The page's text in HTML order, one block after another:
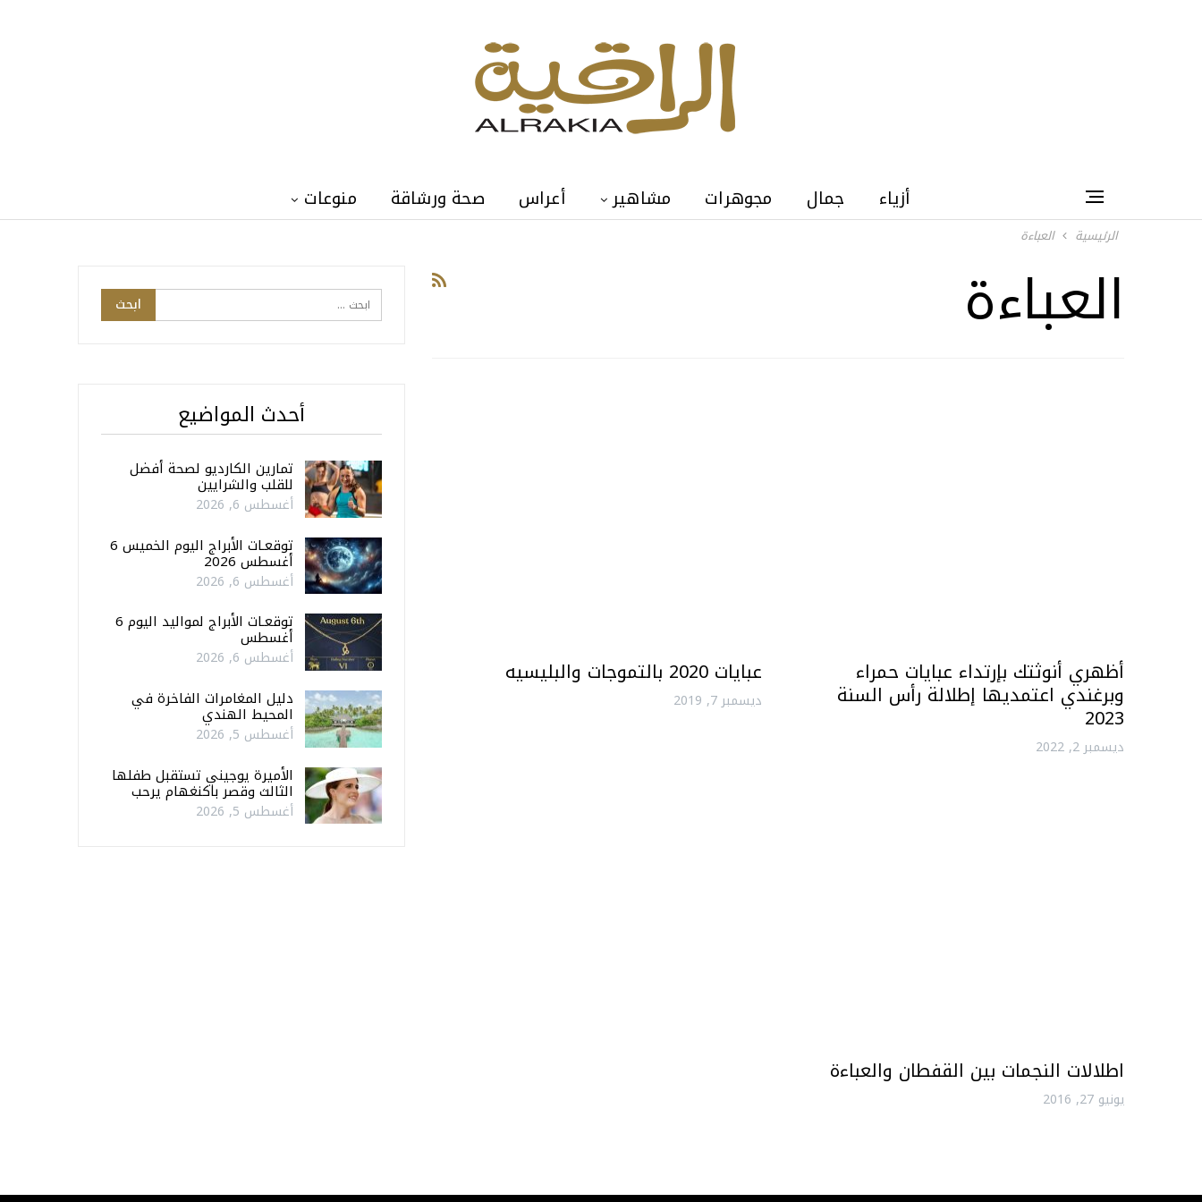
أزياء جمال مجوهرات مشاهير أعراس صحة ورشاقة منوعات
الرئيسية العباءة
العباءة
أظهري أنوثتك بإرتداء عبايات حمراء
وبرغندي اعتمديها إطلالة رأس السنة
2023
ديسمبر 2, 2022
عبايات 2020 بالتموجات والبليسيه
ديسمبر 7, 2019
اطلالات النجمات بين القفطان والعباءة
يونيو 27, 2016
أحدث المواضيع
تمارين الكارديو لصحة أفضل
للقلب والشرايين
أغسطس 6, 2026
توقعـات الأبراج اليوم الخميس 6
أغسطس 2026
أغسطس 6, 2026
توقعـات الأبراج لمواليد اليوم 6
أغسطس
أغسطس 6, 2026
دليل المغامرات الفاخرة في
المحيط الهندي
أغسطس 5, 2026
الأميرة يوجيني تستقبل طفلها
الثالث وقصر باكنغهام يرحب
أغسطس 5, 2026